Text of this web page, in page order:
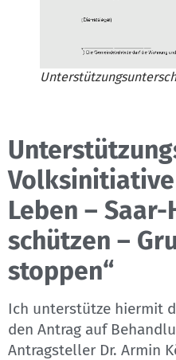
Volksinitiative
Leben –
schützen –
stoppen“
Ich unterstütze hiermit
den Antrag auf
Antragsteller Dr. Armin